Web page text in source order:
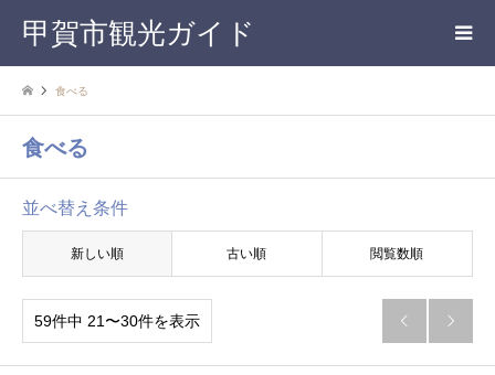
甲賀市観光ガイド
食べる
食べる
並べ替え条件
新しい順 古い順 閲覧数順
59件中 21〜30件を表示  